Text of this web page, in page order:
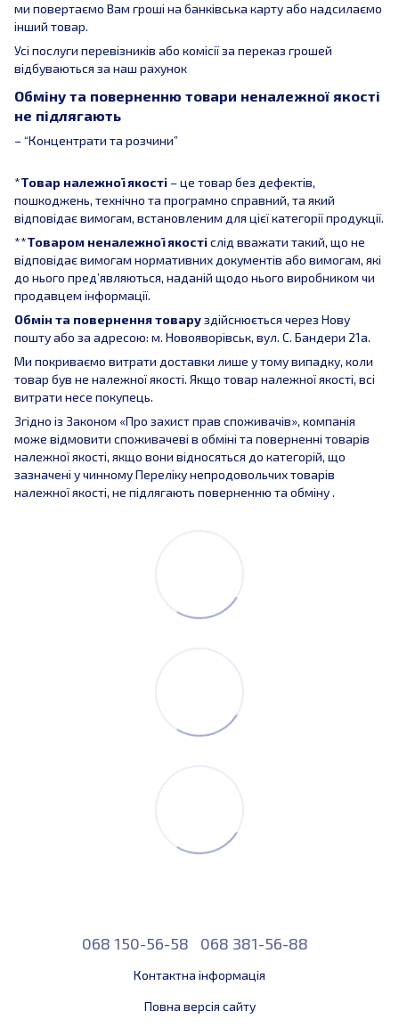
ми повертаємо Вам гроші на банківська карту або надсилаємо
інший товар.
Усі послуги перевізників або комісії за переказ грошей
відбуваються за наш рахунок
Обміну та поверненню товари неналежної якості
не підлягають
– “Концентрати та розчини”
*Товар належної якості – це товар без дефектів,
пошкоджень, технічно та програмно справний, та який
відповідає вимогам, встановленим для цієї категорії продукції.
**Товаром неналежної якостіслід вважати такий, що не
відповідає вимогам нормативних документів або вимогам, які
до нього пред’являються, наданій щодо нього виробником чи
продавцем інформації.
Обмін та повернення товаруздійснюється через Нову
пошту або за адресою: м. Новояворівськ, вул. С. Бандери 21а.
Ми покриваємо витрати доставки лише у тому випадку, коли
товар був не належної якості. Якщо товар належної якості, всі
витрати несе покупець.
Згідно із Законом «Про захист прав споживачів», компанія
може відмовити споживачеві в обміні та поверненні товарів
належної якості, якщо вони відносяться до категорій, що
зазначені у чинному Переліку непродовольчих товарів
належної якості, не підлягають поверненню та обміну .
068 150-56-58 068 381-56-88
Контактна інформація
Повна версія сайту